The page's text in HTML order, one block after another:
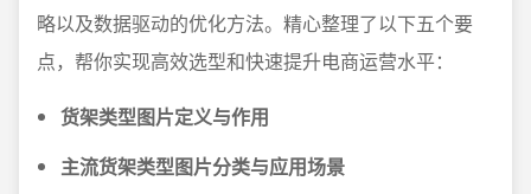
略以及数据驱动的优化方法。精心整理了以下五个要
点，帮你实现高效选型和快速提升电商运营水平：
货架类型图片定义与作用
主流货架类型图片分类与应用场景